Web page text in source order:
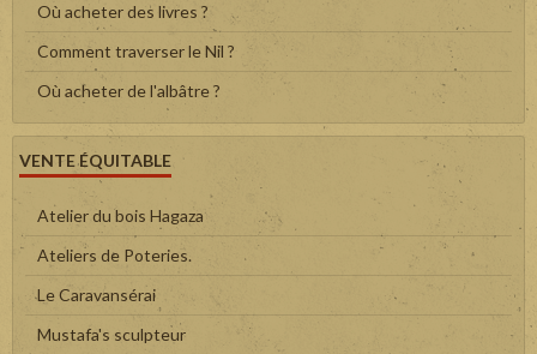
Où acheter des livres ?
Comment traverser le Nil ?
Où acheter de l'albâtre ?
VENTE ÉQUITABLE
Atelier du bois Hagaza
Ateliers de Poteries.
Le Caravansérai
Mustafa's sculpteur